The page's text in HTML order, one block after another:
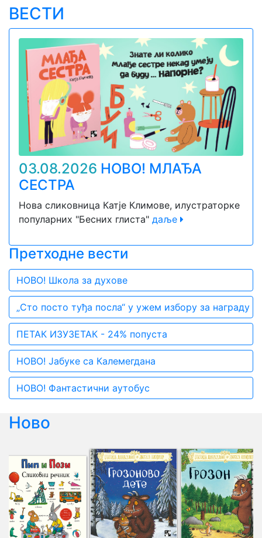
ВЕСТИ
03.08.2026 НОВО! МЛАЂА
СЕСТРА
Нова сликовница Катје Климове, илустраторке
популарних "Бесних глиста" даље
Претходне вести
НОВО! Школа за духове
„Сто посто туђа посла“ у ужем избору за награду
ПЕТАК ИЗУЗЕТАК - 24% попуста
НОВО! Јабуке са Калемегдана
НОВО! Фантастични аутобус
Ново